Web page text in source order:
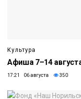
Культура
Афиша 7–14
17:21 06 августа 350